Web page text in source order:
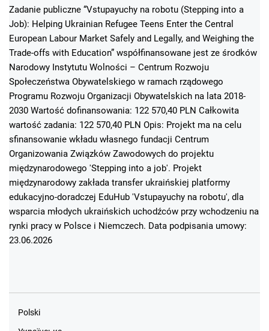
Zadanie publiczne “Vstupayuchy na robotu (Stepping into a
Job): Helping Ukrainian Refugee Teens Enter the Central
European Labour Market Safely and Legally, and Weighing the
Trade-offs with Education” współfinansowane jest ze środków
Narodowy Instytutu Wolności – Centrum Rozwoju
Społeczeństwa Obywatelskiego w ramach rządowego
Programu Rozwoju Organizacji Obywatelskich na lata 2018-
2030 Wartość dofinansowania: 122 570,40 PLN Całkowita
wartość zadania: 122 570,40 PLN Opis: Projekt ma na celu
sfinansowanie wkładu własnego fundacji Centrum
Organizowania Związków Zawodowych do projektu
międzynarodowego 'Stepping into a job'. Projekt
międzynarodowy zakłada transfer ukraińskiej platformy
edukacyjno-doradczej EduHub 'Vstupayuchy na robotu', dla
wsparcia młodych ukraińskich uchodźców przy wchodzeniu na
rynki pracy w Polsce i Niemczech. Data podpisania umowy:
23.06.2026
Polski